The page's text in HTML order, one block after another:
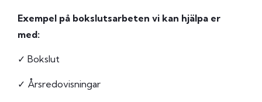
Exempel på bokslutsarbeten vi kan hjälpa er
med:
✓ Bokslut
✓ Årsredovisningar